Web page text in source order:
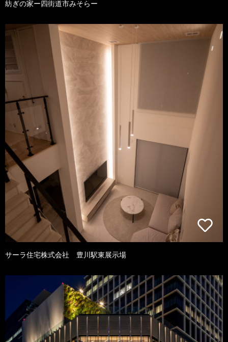
紡ぎの家ー四街道市みそらー
サーラ住宅株式会社 豊川駅東展示場